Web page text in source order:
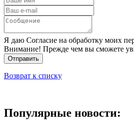
Я даю Согласие на обработку моих
Внимание! Прежде чем вы сможете
Отправить
Возврат к списку
Популярные новости: